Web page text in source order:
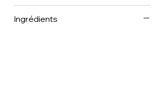
Ingrédients